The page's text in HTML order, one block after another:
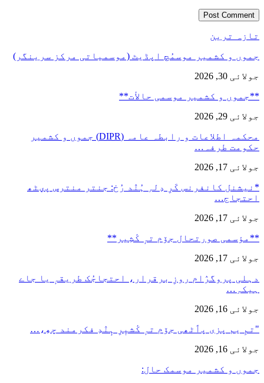
تازہ ترین
جموں و کشمیر موسمُچ اپڈیٹ (موسمیاتی مرکز سرینگر)
جولائی 30, 2026
**جموں و كشمیر موسمی حالأت**
جولائی 29, 2026
محکمہ اطلاعات و رابطہ عامہ (DIPR) جموں و کشمیر
حکومت طرفہ…
جولائی 17, 2026
*نیشنل کانفرنس کَرِ دِلہِ ہُنٛد رُخ: جنتر منترس پؠٹھ
احتجاج…
جولائی 17, 2026
**مؤسمی صورتحال جۆم تہٕ کٔشِیر**
جولائی 17, 2026
دہلی پروگرٛام روزِ برقرار، احتجاجُک طریقہٕ یا جاے
ہیکہِ…
جولائی 16, 2026
"تمِ یم پزی پٲٹھی جۆم تہٕ کٔشیٖرِ ہٕنٛدِ فکرمند چھِ،…
جولائی 16, 2026
جموں و کشمیر موسمک حال: